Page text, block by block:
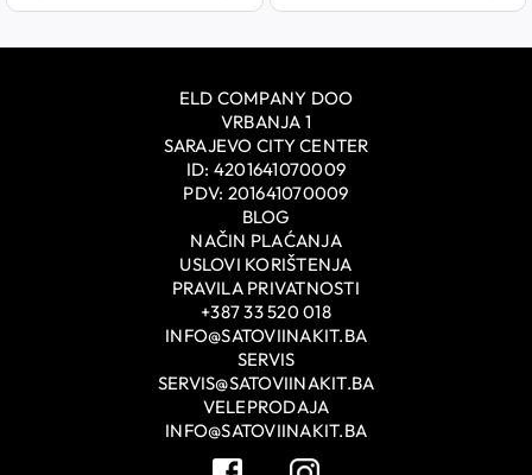
ELD COMPANY DOO
VRBANJA 1
SARAJEVO CITY CENTER
ID: 4201641070009
PDV: 201641070009
BLOG
NAČIN PLAĆANJA
USLOVI KORIŠTENJA
PRAVILA PRIVATNOSTI
+387 33 520 018
INFO@SATOVIINAKIT.BA
SERVIS
SERVIS@SATOVIINAKIT.BA
VELEPRODAJA
INFO@SATOVIINAKIT.BA